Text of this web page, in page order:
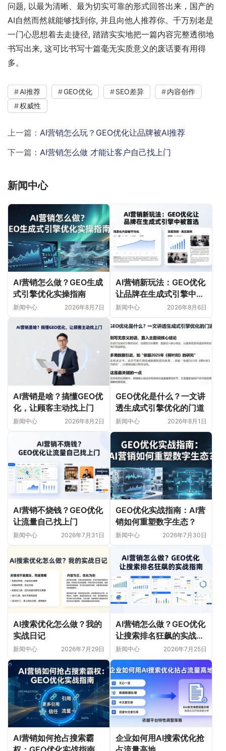
问题, 以最为清晰、最为切实可靠的形式回答出来，国产的
AI自然而然就能够找到你, 并且向他人推荐你。千万别老是
一门心思想着去走捷径, 踏踏实实地把一篇内容完整透彻地
书写出来, 这可比书写十篇毫无实质意义的废话要有用得
多。
AI推荐 GEO优化 SEO差异
内容创作
权威性
上一篇： AI营销怎么玩？GEO优化让品牌被AI推荐
下一篇： AI营销怎么做 才能让客户自己找上门
新闻中心
AI营销怎么做？GEO生成
式引擎优化实操指南
新闻中心 2026年8月7日
AI营销新玩法：GEO优化
让品牌在生成式引擎中被
首选
新闻中心 2026年8月6日
AI营销是啥？搞懂GEO优
化，让顾客主动找上门
新闻中心 2026年8月2日
GEO优化是什么？一文讲
透生成式引擎优化的门道
新闻中心 2026年8月1日
AI营销不烧钱？GEO优化
让流量自己找上门
新闻中心 2026年7月31日
GEO优化实战指南：AI营
销如何重塑数字生态？
新闻中心 2026年7月30日
AI搜索优化怎么做？我的
实战日记
新闻中心 2026年7月29日
AI营销怎么做？GEO优化
让搜索排名狂飙的实战指
南
新闻中心 2026年7月25日
AI营销如何抢占搜索霸
企业如何用AI搜索优化抢